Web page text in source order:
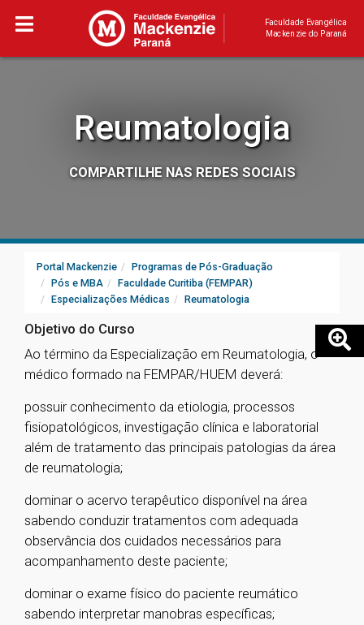
Faculdade Evangélica
Mackenzie do Paraná
Reumatologia
COMPARTILHE NAS REDES SOCIAIS
Portal Mackenzie
Programas de Pós-Graduação
Pós e MBA
Faculdade Curitiba (FEMPAR)
Especializações Médicas
Reumatologia
Objetivo do Curso
Ao término da Especialização em Reumatologia, o
médico formado na FEMPAR/HUEM deverá:
possuir conhecimento da etiologia, processos
fisiopatológicos, investigação clínica e laboratorial
além de tratamento das principais patologias da área
de reumatologia;
dominar o acervo terapêutico disponível na área
sabendo conduzir tratamentos com adequada
observância dos cuidados necessários para
acompanhamento deste paciente;
dominar o exame físico do paciente reumático
sabendo interpretar manobras específicas;